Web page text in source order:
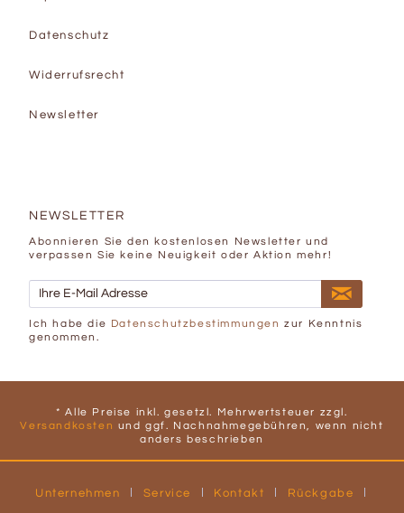
Datenschutz
Widerrufsrecht
Newsletter
NEWSLETTER
Abonnieren Sie den kostenlosen Newsletter und
verpassen Sie keine Neuigkeit oder Aktion mehr!
Ich habe die Datenschutzbestimmungen zur Kenntnis
genommen.
* Alle Preise inkl. gesetzl. Mehrwertsteuer zzgl.
Versandkosten und ggf. Nachnahmegebühren, wenn nicht
anders beschrieben
Unternehmen Service Kontakt Rückgabe